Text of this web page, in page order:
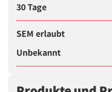
30 Tage
SEM erlaubt
Unbekannt